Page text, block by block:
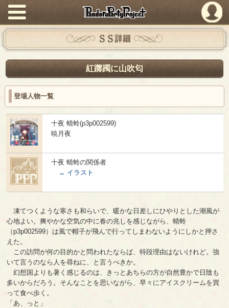
PandoraPartyProject
ＳＳ詳細
紅躑躅に山吹匂
登場人物一覧
十夜 蜻蛉(p3p002599)
暁月夜
十夜 蜻蛉の関係者
→ イラスト
凍てつくような寒さも和らいで、暖かな日差しにひやりとした潮風が
心地よい。爽やかな空気の中に春の兆しを感じながら、蜻蛉
（p3p002599）は風で帽子が飛んで行ってしまわないようにしかと押さ
えた。
この訪問が何の目的かと問われたならば、特段理由はないけれど。強
いて言うのなら人を尋ねに、と言うべきか。
幻想国よりも暑く感じるのは、きっとあちらの方が自然豊かで日陰も
多いからだろう。そんなことを思いながら、早々にアイスクリームを買
って食べ歩く。
「あ、っと」